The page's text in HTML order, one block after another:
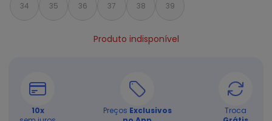
34 35 36 37 38 39
Produto indisponível
10x
Preços Exclusivos
Troca